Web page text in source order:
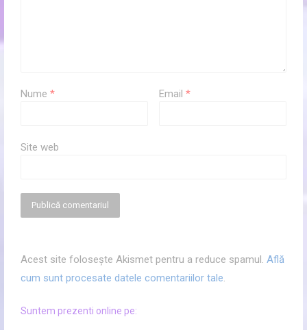
Nume * Email *
Site web
Acest site folosește Akismet pentru a reduce spamul. Află
cum sunt procesate datele comentariilor tale.
Suntem prezenti online pe: